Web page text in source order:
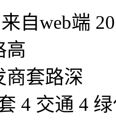
来自web端
高
商套路深
4 交通 4